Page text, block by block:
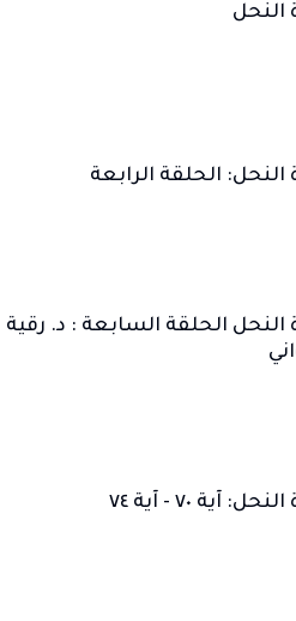
النحل
النحل: الحلقة الرابعة
النحل الحلقة السابعة : د. رقية
آية ٧٠ - آية ٧٤